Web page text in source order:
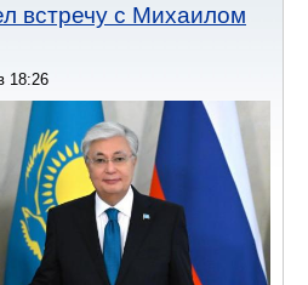
встречу с Михаилом
18:26